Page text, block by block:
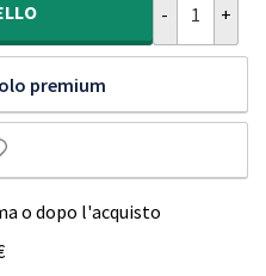
premium
o dopo l'acquisto